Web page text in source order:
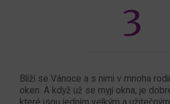
3
Blíží se Vánoce a s nimi v mnoha
oken. A když už se myjí okna, je